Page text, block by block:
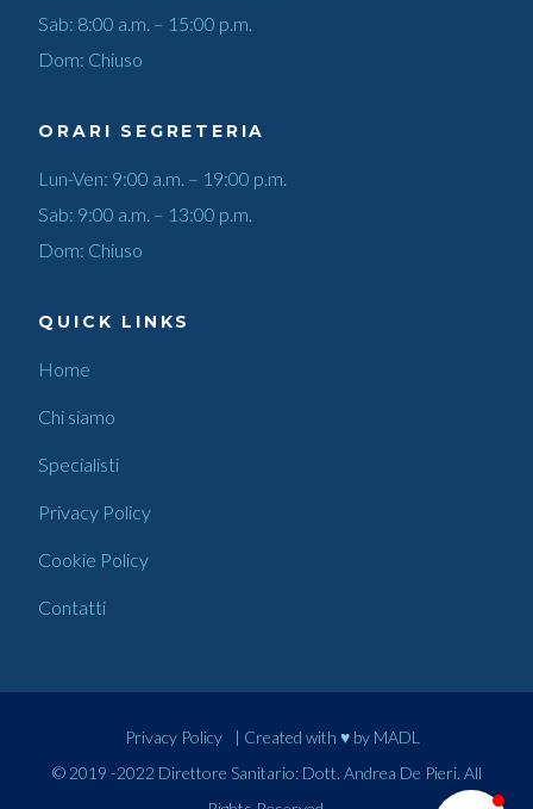
Sab: 8:00 a.m. – 15:00 p.m.
Dom: Chiuso
ORARI SEGRETERIA
Lun-Ven: 9:00 a.m. – 19:00 p.m.
Sab: 9:00 a.m. – 13:00 p.m.
Dom: Chiuso
QUICK LINKS
Home
Chi siamo
Specialisti
Privacy Policy
Cookie Policy
Contatti
Privacy Policy | Created with ♥ by MADL
© 2019 -2022 Direttore Sanitario: Dott. Andrea De Pieri. All